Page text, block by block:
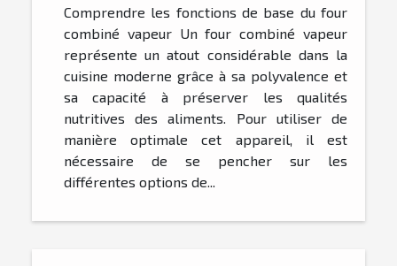
Comprendre les fonctions de base du four
combiné vapeur Un four combiné vapeur
représente un atout considérable dans la
cuisine moderne grâce à sa polyvalence et
sa capacité à préserver les qualités
nutritives des aliments. Pour utiliser de
manière optimale cet appareil, il est
nécessaire de se pencher sur les
différentes options de...